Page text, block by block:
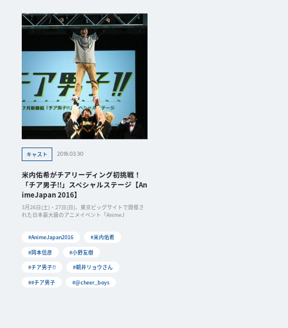
キャスト 2016.03.30
米内佑希がチアリーディング初挑戦！
「チア男子!!」スペシャルステージ【An
imeJapan 2016】
3月26日(土)・27日(日)、東京ビッグサイトで開催さ
れた日本最大級のアニメイベント「AnimeJ
#AnimeJapan2016
#米内佑希
#岡本信彦
#小野友樹
#チア男子!!
#朝井リョウさん
##チア男子
#@cheer_boys